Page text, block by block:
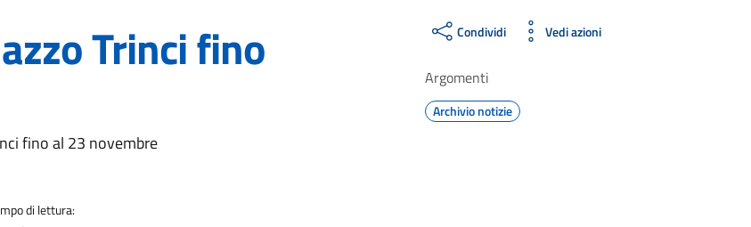
Trinci fino
fino al 23 novembre
di lettura:
Condividi Vedi azioni
Argomenti
Archivio notizie